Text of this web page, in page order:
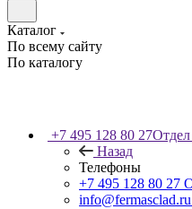
Каталог
По всему сайту
По каталогу
+7 495 128 80 27
Назад
Телефоны
+7 495 128 80 27
info@fermasclad.ru